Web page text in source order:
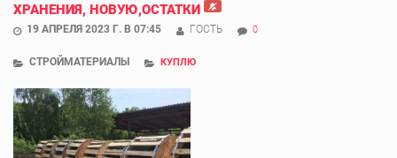
ХРАНЕНИЯ, НОВУЮ,ОСТАТКИ
19 АПРЕЛЯ 2023 Г. В 07:45 ГОСТЬ 0
СТРОЙМАТЕРИАЛЫ КУПЛЮ